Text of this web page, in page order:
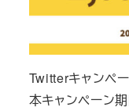
Twitterキャンペ
本キャンペーン